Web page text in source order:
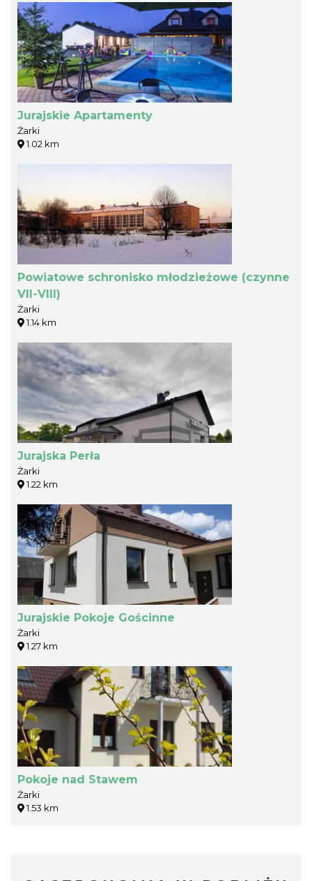
Jurajskie Apartamenty
Żarki
1.02 km
Powiatowe schronisko młodzieżowe (czynne
VII-VIII)
Żarki
1.14 km
Jurajska Perła
Żarki
1.22 km
Jurajskie Pokoje Gościnne
Żarki
1.27 km
Pokoje nad Stawem
Żarki
1.53 km